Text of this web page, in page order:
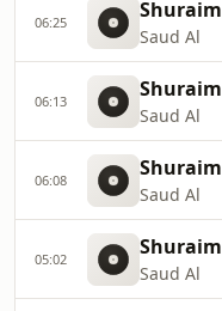
06:25 Shuraim
Saud Al
06:13 Shuraim
Saud Al
06:08 Shuraim
Saud Al
05:02 Shuraim
Saud Al